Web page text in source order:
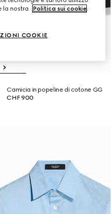
Camicia in popeline di cotone GG
CHF 900
la nostra
Politica sui cookie.
COOKIE